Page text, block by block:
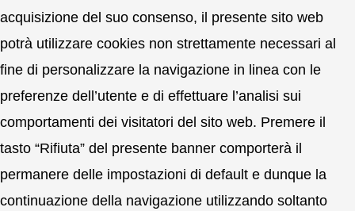
acquisizione del suo consenso, il presente sito web
potrà utilizzare cookies non strettamente necessari al
fine di personalizzare la navigazione in linea con le
preferenze dell’utente e di effettuare l’analisi sui
comportamenti dei visitatori del sito web. Premere il
tasto “Rifiuta” del presente banner comporterà il
permanere delle impostazioni di default e dunque la
continuazione della navigazione utilizzando soltanto